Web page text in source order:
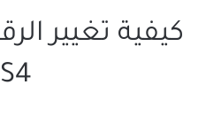
كيفية تغيير